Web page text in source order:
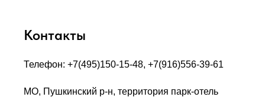
Контакты
Телефон: +7(495)150-15-48, +7(916)556-39-61
МО, Пушкинский р-н, территория парк-отель